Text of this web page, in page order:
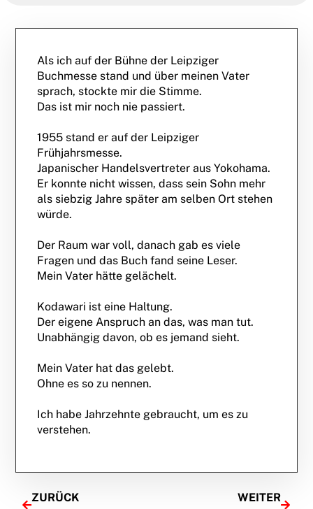
Als ich auf der Bühne der Leipziger
Buchmesse stand und über meinen Vater
sprach, stockte mir die Stimme.
Das ist mir noch nie passiert.
1955 stand er auf der Leipziger
Frühjahrsmesse.
Japanischer Handelsvertreter aus Yokohama.
Er konnte nicht wissen, dass sein Sohn mehr
als siebzig Jahre später am selben Ort stehen
würde.
Der Raum war voll, danach gab es viele
Fragen und das Buch fand seine Leser.
Mein Vater hätte gelächelt.
Kodawari ist eine Haltung.
Der eigene Anspruch an das, was man tut.
Unabhängig davon, ob es jemand sieht.
Mein Vater hat das gelebt.
Ohne es so zu nennen.
Ich habe Jahrzehnte gebraucht, um es zu
verstehen.
ZURÜCK
WEITER